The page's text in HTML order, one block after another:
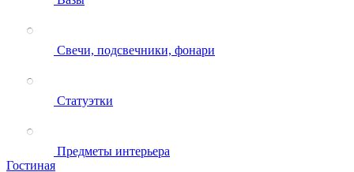
Свечи, подсвечники, фонари
Статуэтки
Предметы интерьера
Гостиная